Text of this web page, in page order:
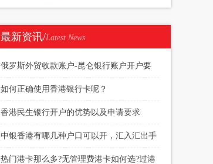
最新资讯/Latest News
俄罗斯外贸收款账户-昆仑银行账户开户要
求
如何正确使用香港银行卡呢？
香港民生银行开户的优势以及申请要求
中银香港有哪几种户口可以开，汇入汇出手
续费多少
热门港卡那么多?无管理费港卡如何选?过港